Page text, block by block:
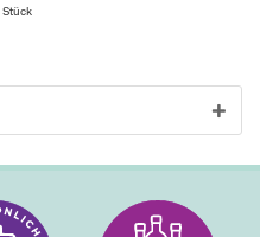
Stück